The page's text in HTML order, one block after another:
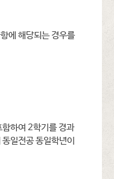
에 해당되는 경우를
함하여 2학기를 경과
일전공 동일학년이